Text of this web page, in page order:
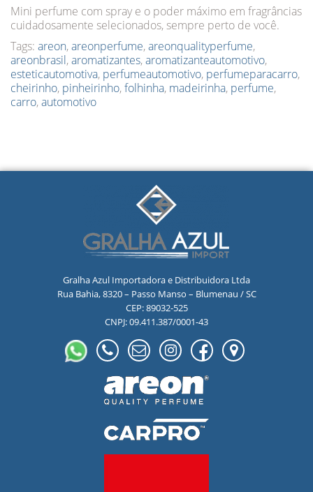
Mini perfume com spray e o poder máximo em fragrâncias
cuidadosamente selecionados, sempre perto de você.
Tags: areon,areonperfume,areonqualityperfume,
areonbrasil,aromatizantes,aromatizanteautomotivo,
esteticautomotiva, perfumeautomotivo, perfumeparacarro,
cheirinho, pinheirinho,folhinha, madeirinha, perfume,
carro,automotivo
Gralha Azul Importadora e Distribuidora Ltda
Rua Bahia, 8320 – Passo Manso – Blumenau / SC
CEP: 89032-525
CNPJ: 09.411.387/0001-43